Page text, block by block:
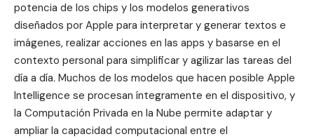
potencia de los chips y los modelos generativos
diseñados por Apple para interpretar y generar textos e
imágenes, realizar acciones en las apps y basarse en el
contexto personal para simplificar y agilizar las tareas del
día a día. Muchos de los modelos que hacen posible Apple
Intelligence se procesan íntegramente en el dispositivo, y
la Computación Privada en la Nube permite adaptar y
ampliar la capacidad computacional entre el